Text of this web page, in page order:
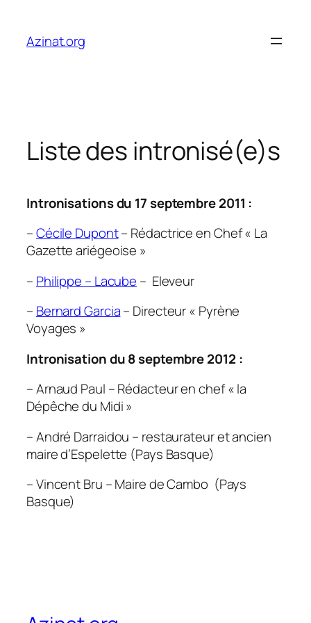
contenu
Azinat.org
Liste des intronisé(e)s
Intronisations du 17 septembre 2011 :
–Cécile Dupont– Rédactrice en Chef « La
Gazette ariégeoise »
– Philippe – Lacube – Eleveur
– Bernard Garcia– Directeur « Pyrène
Voyages »
Intronisation du 8 septembre 2012 :
– Arnaud Paul – Rédacteur en chef «la
Dépêche du Midi»
– André Darraidou – restaurateur et ancien
maire d’Espelette (Pays Basque)
– Vincent Bru – Maire de Cambo (Pays
Basque)